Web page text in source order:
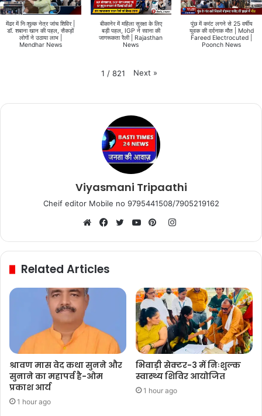
मेंढर में निःशुल्क नेत्र जांच शिविर |
डॉ. शबाना खान की पहल, सैकड़ों
लोगों ने उठाया लाभ |
Mendhar News
बीकानेर में महिला सुरक्षा के लिए
बड़ी पहल, IGP ने रवाना की
जागरूकता रैली | Rajasthan
News
पुंछ में करंट लगने से 25 वर्षीय
युवक की दर्दनाक मौत | Mohd
Fareed Electrocuted |
Poonch News
1 / 821 Next »
Viyasmani Tripaathi
Cheif editor Mobile no 9795441508/7905219162
Instagram
Related Articles
श्रावण मास वेद कथा सुनने और
सुनाने का महापर्व है-ओम
प्रकाश आर्य
1 hour ago
भिवाड़ी सेक्टर-3 में निःशुल्क
स्वास्थ्य शिविर आयोजित
1 hour ago